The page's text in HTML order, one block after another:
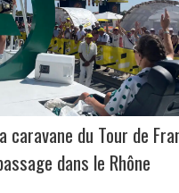
caravane du Tour de
dans le Rhône